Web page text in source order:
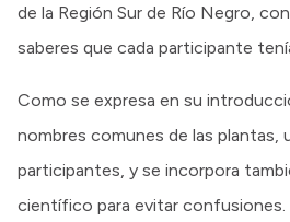
de la Región Sur de Río Negro,
saberes que cada participante
Como se expresa en su
nombres comunes de las plantas,
participantes, y se incorpora
científico para evitar confusiones.